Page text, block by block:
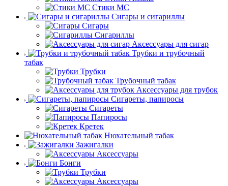
Стики MC
Сигары и сигариллы
Сигары
Сигариллы
Аксессуары для сигар
Трубки и трубочный
табак
Трубки
Трубочный табак
Аксессуары для трубок
Сигареты, папиросы
Сигареты
Папиросы
Кретек
Нюхательный табак
Зажигалки
Аксессуары
Бонги
Трубки
Аксессуары